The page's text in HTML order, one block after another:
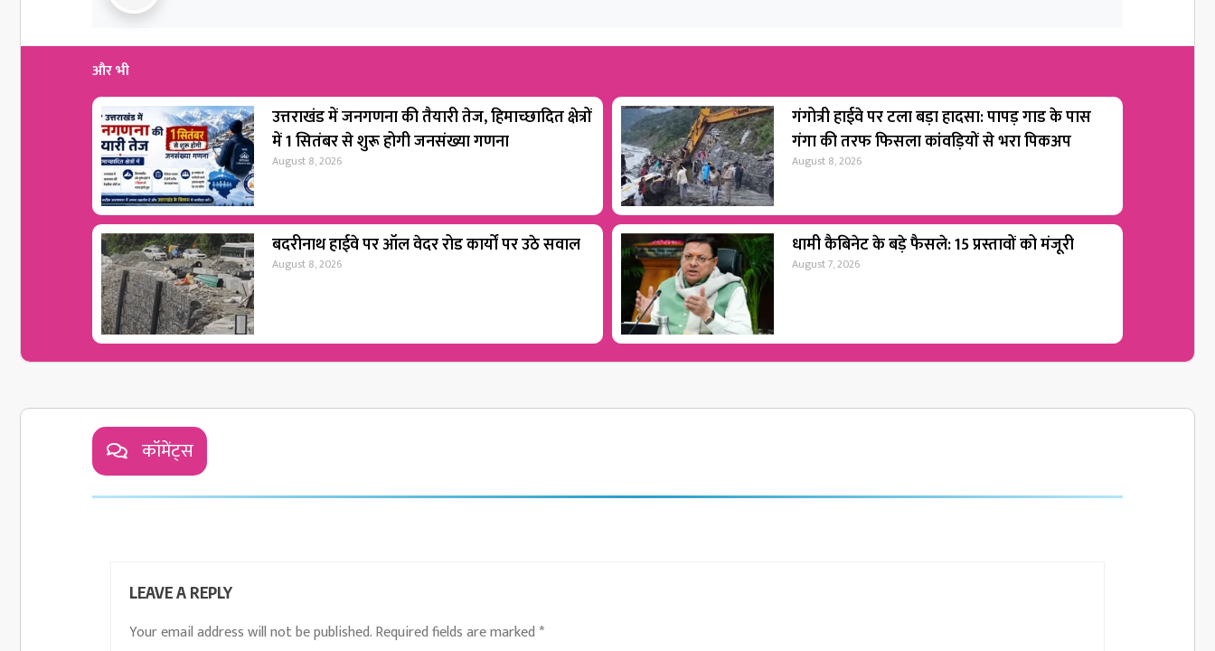
और भी
उत्तराखंड में जनगणना की तैयारी तेज, हिमाच्छादित क्षेत्रों
में 1 सितंबर से शुरू होगी जनसंख्या गणना
August 8, 2026
गंगोत्री हाईवे पर टला बड़ा हादसा: पापड़ गाड के पास
गंगा की तरफ फिसला कांवड़ियों से भरा पिकअप
August 8, 2026
बदरीनाथ हाईवे पर ऑल वेदर रोड कार्यों पर उठे सवाल
August 8, 2026
धामी कैबिनेट के बड़े फैसले: 15 प्रस्तावों को मंजूरी
August 7, 2026
कॉमेंट्स
LEAVE A REPLY
Your email address will not be published.Required fields are marked *